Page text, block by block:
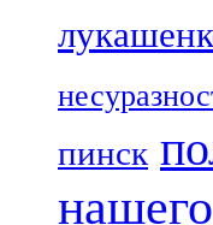
пинск